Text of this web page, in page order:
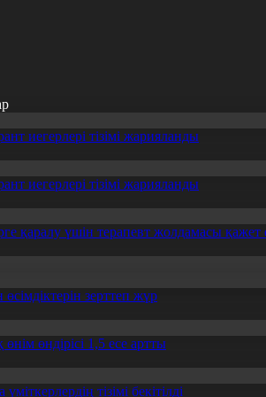
иегерлері тізімі жарияланды
иегерлері тізімі жарияланды
қаралу үшін терапевт жолдамасы қажет
зерттеп жүр
өндірісі 1,5 есе артты
тізімі бекітілді